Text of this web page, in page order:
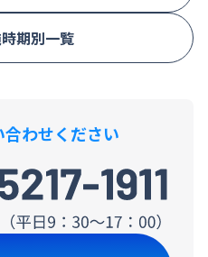
期別一覧
わせください